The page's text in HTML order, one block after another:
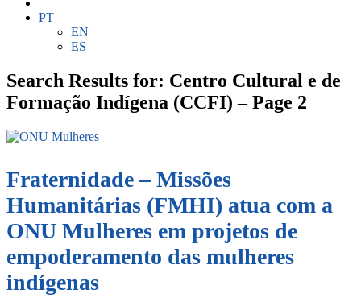
PT
EN
ES
Search Results for: Centro Cultural e de
Formação Indígena (CCFI) – Page 2
Fraternidade – Missões
Humanitárias (FMHI) atua com a
ONU Mulheres em projetos de
empoderamento das mulheres
indígenas